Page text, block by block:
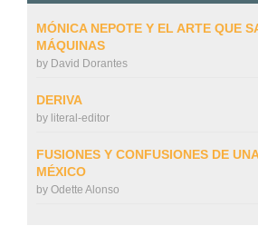
MÓNICA NEPOTE Y EL ARTE QUE
MÁQUINAS
by David Dorantes
DERIVA
by literal-editor
FUSIONES Y CONFUSIONES DE
MÉXICO
by Odette Alonso